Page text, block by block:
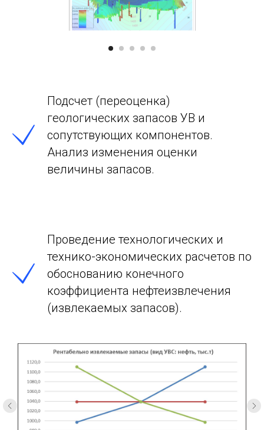
Подсчет (переоценка)
геологических запасов УВ и
сопутствующих компонентов.
Анализ изменения оценки
величины запасов.
Проведение технологических и
технико-экономических расчетов по
обоснованию конечного
коэффициента нефтеизвлечения
(извлекаемых запасов).